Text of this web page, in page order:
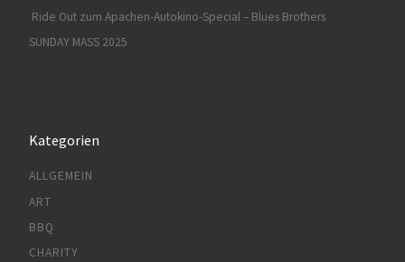
Ride Out zum Apachen-Autokino-Special – Blues Brothers
SUNDAY MASS 2025
Kategorien
ALLGEMEIN
ART
BBQ
CHARITY